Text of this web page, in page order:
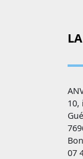
10,
07